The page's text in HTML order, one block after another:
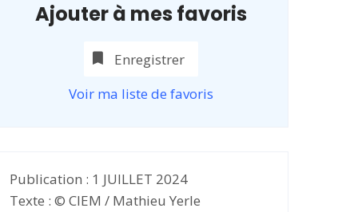
Ajouter à mes favoris
Enregistrer
Voir ma liste de favoris
Publication : 1 JUILLET 2024
Texte : © CIEM / Mathieu Yerle